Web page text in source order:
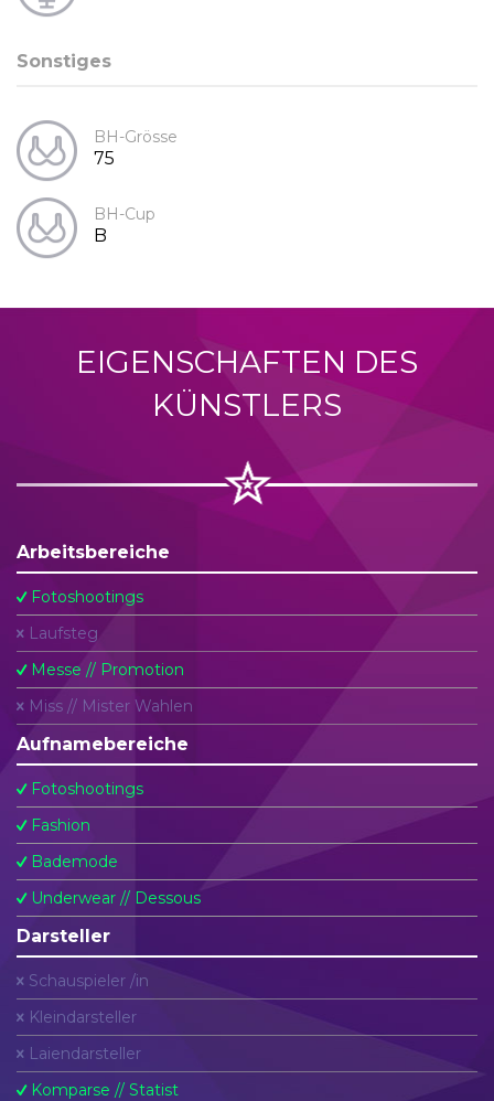
Sonstiges
BH-Grösse
75
BH-Cup
B
EIGENSCHAFTEN DES
KÜNSTLERS
Arbeitsbereiche
Fotoshootings
Laufsteg
Messe // Promotion
Miss // Mister Wahlen
Aufnamebereiche
Fotoshootings
Fashion
Bademode
Underwear // Dessous
Darsteller
Schauspieler /in
Kleindarsteller
Laiendarsteller
Komparse // Statist